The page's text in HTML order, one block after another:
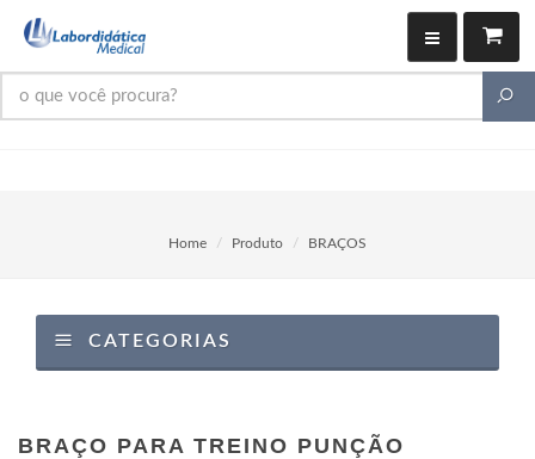
Home Produto BRAÇOS
CATEGORIAS
BRAÇO PARA TREINO PUNÇÃO